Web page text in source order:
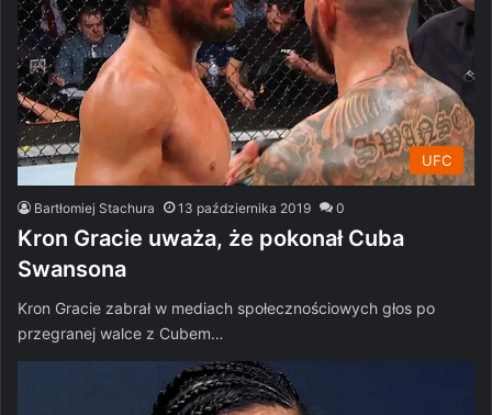
UFC
Bartłomiej Stachura 13 października 2019 0
Kron Gracie uważa, że pokonał Cuba
Swansona
Kron Gracie zabrał w mediach społecznościowych głos po
przegranej walce z Cubem…